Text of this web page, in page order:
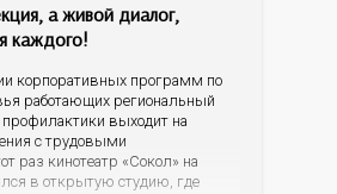
а живой диалог,
каждого!
корпоративных программ по
работающих региональный
выходит на
с трудовыми
раз кинотеатр «Сокол» на
в открытую студию, где